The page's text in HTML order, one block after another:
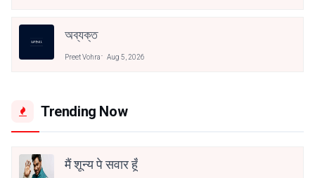
অব্যক্ত
Preet Vohra Aug 5, 2026
Trending Now
मैं शून्य पे सवार हूँ